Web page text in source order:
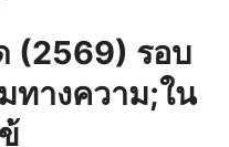
(2569) รอบ
ทางความ;ใน